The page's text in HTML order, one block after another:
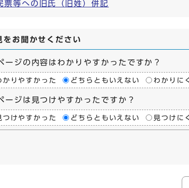
票等への旧氏（旧姓）併記
をお聞かせください
ージの内容はわかりやすかったですか？
かりやすかった どちらともいえない わかりに
ージは見つけやすかったですか？
つけやすかった どちらともいえない 見つけに